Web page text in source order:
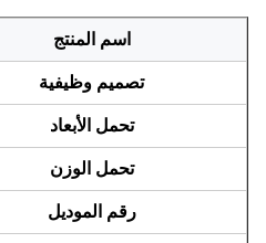
اسم المنتج
تصميم وظيفية
تحمل الأبعاد
تحمل الوزن
رقم الموديل